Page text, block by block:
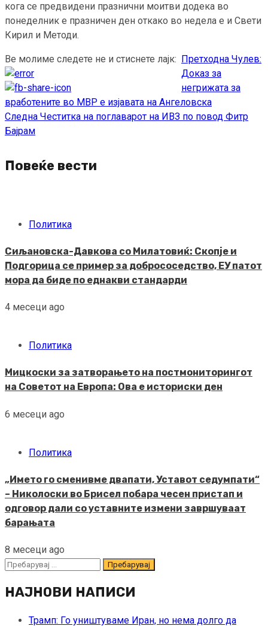
кога се предвидени празнични моитви додека во
понеделник е празничен ден откако во недела е и Свети
Кирил и Методи.
Ве молиме следете не и стиснете лајк:
Continue
Reading
Претходна Чулев:
Доказ за
негрижата за
вработените во МВР е изјавата на Ангеловска
Следна Честитка на поглаварот на ИВЗ по повод Фитр
Бајрам
Повеќе вести
Политика
Сиљановска-Давкова со Милатовиќ: Скопје и
Подгорица се пример за добрососедство, ЕУ патот
мора да биде по еднакви стандарди
4 месеци ago
Политика
Мицкоски за затворањето на постмониторингот
на Советот на Европа: Ова е историски ден
6 месеци ago
Политика
„Името го сменивме двапати, Уставот седумпати“
– Николоски во Брисел побара чесен пристап и
одговор дали со уставните измени завршуваат
барањата
8 месеци ago
Пребарувај
НАЈНОВИ НАПИСИ
Трамп: Го уништуваме Иран, но нема долго да